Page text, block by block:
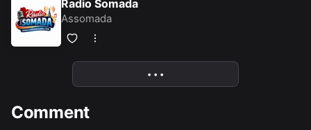
Radio Somada
Assomada
• • •More
Comment